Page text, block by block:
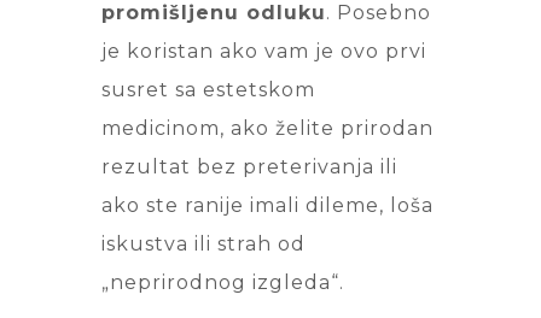
promišljenu odluku. Posebno
je koristan ako vam je ovo prvi
susret sa estetskom
medicinom, ako želite prirodan
rezultat bez preterivanja ili
ako ste ranije imali dileme, loša
iskustva ili strah od
„neprirodnog izgleda“.